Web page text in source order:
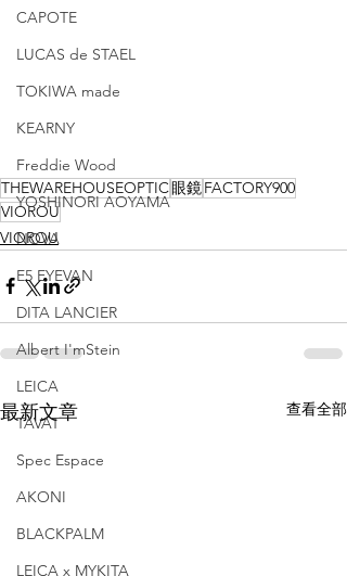
CAPOTE
LUCAS de STAEL
TOKIWA made
KEARNY
Freddie Wood
YOSHINORI AOYAMA
NOVA
E5 EYEVAN
DITA LANCIER
Albert I'mStein
LEICA
TAVAT
Spec Espace
AKONI
BLACKPALM
LEICA x MYKITA
THEWAREHOUSEOPTIC眼鏡FACTORY900
VIOROU
VIOROU
最新文章 查看全部